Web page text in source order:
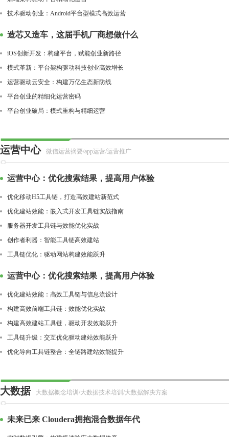
技术驱动创业：Android平台型模式高效运营
造芯又造车，这届手机厂商想做什么
iOS创新开发：构建平台，赋能创业新路径
模式革新：平台架构驱动科技创业高效增长
运营驱动云安全：构建万亿生态新防线
平台创业的精细化运营密码
平台创业破局：模式重构与精细运营
运营中心 微信运营摘要/app运营/运营推广
运营中心：优化搜索结果，提高用户体验
优化移动H5工具链，打造高效建站新范式
优化建站效能：嵌入式开发工具链实战指南
服务器开发工具链与效能优化实战
创作者利器：智能工具链高效建站
工具链优化：驱动网站构建效能跃升
运营中心：优化搜索结果，提高用户体验
优化建站效能：高效工具链与信息流设计
构建高效前端工具链：效能优化实战
构建高效建站工具链，驱动开发效能跃升
工具链升级：交互优化驱动建站效能跃升
优化导向工具链整合：全链路建站效能提升
大数据 大数据概念培训/大数据技术培训/大数据解决方案
未来已来 Cloudera拥抱混合数据年代